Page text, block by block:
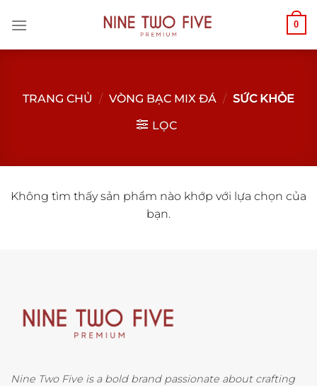
đến
0
TRANG CHỦ / VÒNG BẠC MIX ĐÁ / SỨC KHỎE
LỌC
Không tìm thấy sản phẩm nào khớp với lựa chọn của
bạn.
Nine Two Five is a bold brand passionate about crafting